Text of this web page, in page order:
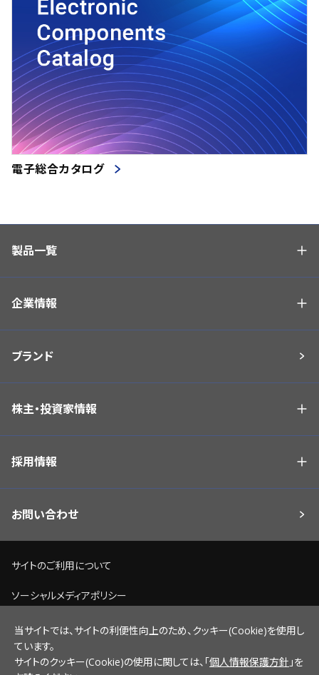
電子総合カタログ
製品一覧
企業情報
ブランド
株主・投資家情報
採用情報
お問い合わせ
サイトのご利用について
ソーシャルメディアポリシー
個人情報保護方針
脆弱性情報開示ポリシー
当サイトでは、サイトの利便性向上のため、クッキー(Cookie)を使用し
ています。
サイトのクッキー(Cookie)の使用に関しては、「個人情報保護方針 」を